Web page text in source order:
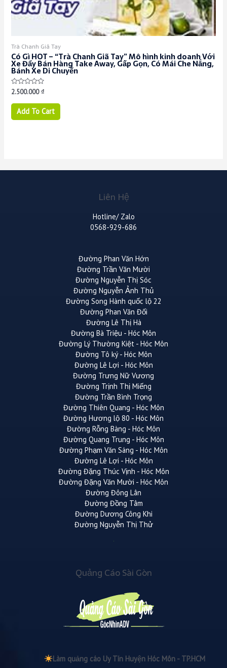
Trà Chanh Giã Tay
Có Gì HOT – “Trà Chanh Giã Tay” Mô hình kinh doanh Với
Xe Đẩy Bán Hàng Take Away, Gấp Gọn, Có Mái Che Nắng,
Bánh Xe Di Chuyển
Rated
out
2.500.000₫
Add To Cart
Liên Hệ
Hotline/ Zalo
0568-929-686
Đường Phan Văn Hớn
Đường Trần Văn Mười
Đường Nguyễn Thị Sóc
Đường Nguyễn Ảnh Thủ
Đường Song Hành quốc lộ 22
Đường Phan Văn Đối
Đường Lê Thị Hà
Đường Bà Triệu - Hóc Môn
Đường Lý Thường Kiệt - Hóc Môn
Đường Tô ký - Hóc Môn
Đường Lê Lợi - Hóc Môn
Đường Trưng Nữ Vương
Đường Trịnh Thị Miếng
Đường Trần Bình Trọng
Đường Thiên Quang - Hóc Môn
Đường Hương lộ 80 - Hóc Môn
Đường Rỗng Bàng - Hóc Môn
Đường Quang Trung - Hóc Môn
Đường Phạm Văn Sáng - Hóc Môn
Đường Lê Lợi - Hóc Môn
Đường Đặng Thúc Vịnh - Hóc Môn
Đường Đặng Văn Mười - Hóc Môn
Đường Đông Lân
Đường Đồng Tâm
Đường Dương Công Khi
Đường Nguyễn Thị Thử
Quảng Cáo Sài Gòn
Làm quảng cáo Uy Tín Huyện Hóc Môn - TP.HCM